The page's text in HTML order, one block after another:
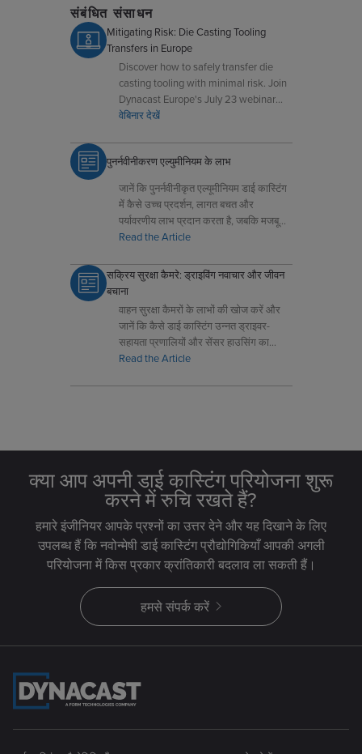
संबंधित संसाधन
Mitigating Risk: Die Casting Tooling
Transfers in Europe
Discover how to safely transfer die
casting tooling with minimal risk. Join
Dynacast Europe's July 23 webinar
and learn from real case studies.
वेबिनार देखें
पुनर्नवीनीकरण एल्युमीनियम के लाभ
जानें कि पुनर्नवीनीकृत एल्यूमीनियम डाई कास्टिंग
में कैसे उच्च प्रदर्शन, लागत बचत और
पर्यावरणीय लाभ प्रदान करता है, जबकि मजबूती
और टिकाऊपन बनाए रखता है।
Read the Article
सक्रिय सुरक्षा कैमरे: ड्राइविंग नवाचार और जीवन
बचाना
वाहन सुरक्षा कैमरों के लाभों की खोज करें और
जानें कि कैसे डाई कास्टिंग उन्नत ड्राइवर-
सहायता प्रणालियों और सेंसर हाउसिंग का
समर्थन करती है।
Read the Article
क्या आप अपनी डाई कास्टिंग परियोजना शुरू
करने में रुचि रखते हैं?
हमारे इंजीनियर आपके प्रश्नों का उत्तर देने और यह दिखाने के लिए
उपलब्ध हैं कि नवोन्मेषी डाई कास्टिंग प्रौद्योगिकियाँ आपकी अगली
परियोजना में किस प्रकार क्रांतिकारी बदलाव ला सकती हैं।
हमसे संपर्क करें